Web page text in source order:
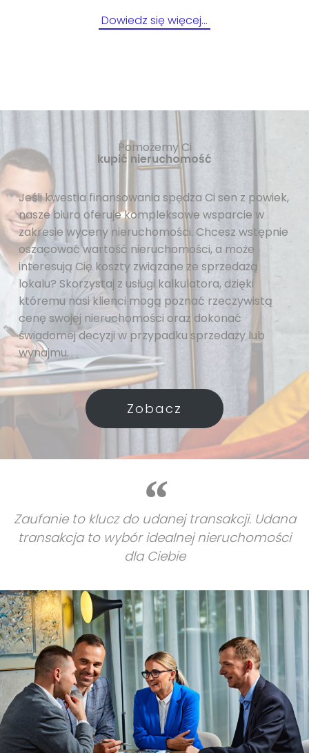
Dowiedz się więcej…
Pomożemy Ci
kupić nieruchomość
Jeśli kwestia finansowania spędza Ci sen z powiek,
nasze biuro oferuje kompleksowe wsparcie w
zakresie wyceny nieruchomości. Chcesz wstępnie
oszacować wartość nieruchomości, a może
interesują Cię koszty związane ze sprzedażą
lokalu? Skorzystaj z usługi kalkulatora, dzięki
któremu nasi klienci mogą poznać rzeczywistą
cenę swojej nieruchomości oraz dokonać
świadomej decyzji w przypadku sprzedaży lub
wynajmu.
Zobacz
Zaufanie to klucz do udanej transakcji. Udana
transakcja to wybór idealnej nieruchomości
dla Ciebie